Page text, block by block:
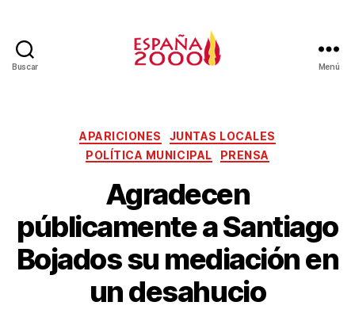
Buscar Menú
APARICIONES
JUNTAS LOCALES
POLÍTICA MUNICIPAL
PRENSA
Agradecen
públicamente a Santiago
Bojados su mediación en
un desahucio